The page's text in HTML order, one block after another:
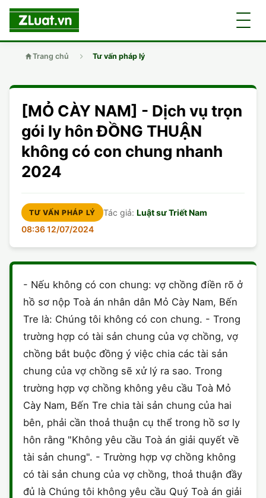
LUẬT SƯ
CHUYÊN VIÊN
TUYỂN DỤNG
DÂN SỰ
DOANH NGHIỆP
GIẤY PHÉP CON
LAO ĐỘNG
SỞ HỮU TRÍ TUỆ
THUẾ - BẢO HIỂM
DÂN SỰ
DOANH NGHIỆP
ĐẤT ĐAI
GIẤY PHÉP CON
HÀNH CHÍNH
HÌNH SỰ
HÔN NHÂN - GIA ĐÌNH
LAO ĐỘNG
SỞ HỮU TRÍ TUỆ
THỪA KẾ - DI CHÚC
THUẾ VÀ KẾ TOÁN
DI CHÚC
ĐĂNG KÝ XE
HÀNH CHÍNH
DOANH NGHIỆP
HỘ KINH DOANH
SỞ HỮU TRÍ TUỆ
LÝ LỊCH TƯ PHÁP
TRÍCH LỤC HỘ TỊCH
CÔNG BỐ SẢN PHẨM
LY HÔN
ĐẤT ĐAI
HÌNH SỰ
HỢP ĐỒNG
TỐ TỤNG
KHÁC
Trang chủ Tư vấn pháp lý
[MỎ CÀY NAM] - Dịch vụ trọn
gói ly hôn ĐỒNG THUẬN
không có con chung nhanh
2024
TƯ VẤN PHÁP LÝ Tác giả:Luật sư Triết Nam
08:36 12/07/2024
- Nếu không có con chung: vợ chồng điền rõ ở
hồ sơ nộp Toà án nhân dân Mỏ Cày Nam, Bến
Tre là: Chúng tôi không có con chung. - Trong
trường hợp có tài sản chung của vợ chồng, vợ
chồng bắt buộc đồng ý việc chia các tài sản
chung của vợ chồng sẽ xử lý ra sao. Trong
trường hợp vợ chồng không yêu cầu Toà Mỏ
Cày Nam, Bến Tre chia tài sản chung của hai
bên, phải cần thoả thuận cụ thể trong hồ sơ ly
hôn rằng "Không yêu cầu Toà án giải quyết về
tài sản chung". - Trường hợp vợ chồng không
có tài sản chung của vợ chồng, thoả thuận đầy
đủ là Chúng tôi không yêu cầu Quý Toà án giải